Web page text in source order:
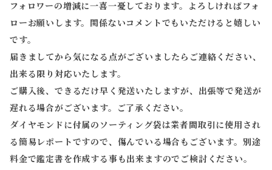
フォロワーの増減に一喜一憂しております。よろしければフォ
ローお願いします。関係ないコメントでもいただけると嬉しい
です。
届きましてから気になる点がございましたらご連絡ください、
出来る限り対応いたします。
ご購入後、できるだけ早く発送いたしますが、出張等で発送が
遅れる場合がございます。ご了承ください。
ダイヤモンドに付属のソーティング袋は業者間取引に使用され
る簡易レポートですので、傷んでいる場合もございます。別途
料金で鑑定書を作成する事も出来ますのでご検討ください。